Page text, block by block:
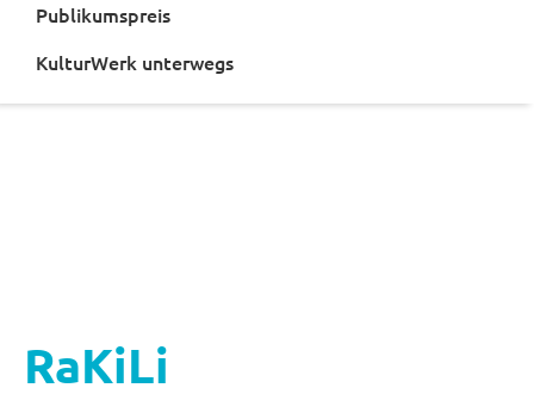
Publikumspreis
KulturWerk unterwegs
RaKiLi